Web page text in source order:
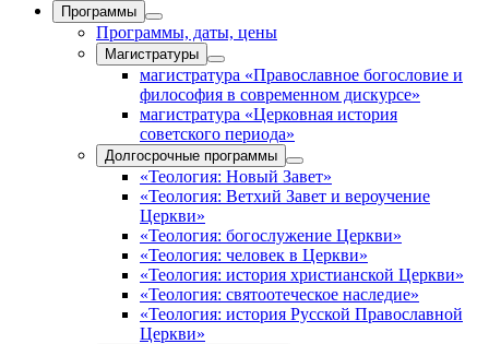
Программы
Программы, даты, цены
Магистратуры
магистратура «Православное богословие и
философия в современном дискурсе»
магистратура «Церковная история
советского периода»
Долгосрочные программы
«Теология: Новый Завет»
«Теология: Ветхий Завет и вероучение
Церкви»
«Теология: богослужение Церкви»
«Теология: человек в Церкви»
«Теология: история христианской Церкви»
«Теология: святоотеческое наследие»
«Теология: история Русской Православной
Церкви»